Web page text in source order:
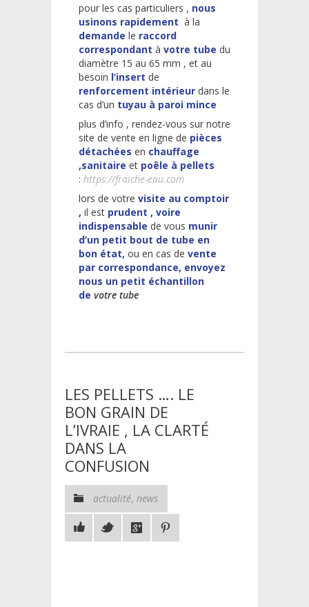
pour les cas particuliers , nous
usinons rapidement à la
demande le raccord
correspondant à votre tube du
diamètre 15 au 65 mm , et au
besoin l’insert de
renforcement intérieur dans le
cas d’un tuyau à paroi mince
plus d’info , rendez-vous sur notre
site de vente en ligne de pièces
détachées en chauffage
,sanitaire et poêle à pellets
: https://fraiche-eau.com
lors de votre visite au comptoir
, il est prudent , voire
indispensable de vous munir
d’un petit bout de tube en
bon état, ou en cas de vente
par correspondance, envoyez
nous un petit échantillon
de votre tube
LES PELLETS …. LE
BON GRAIN DE
L’IVRAIE , LA CLARTÉ
DANS LA
CONFUSION
actualité, news